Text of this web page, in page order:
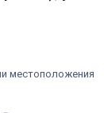
местоположения